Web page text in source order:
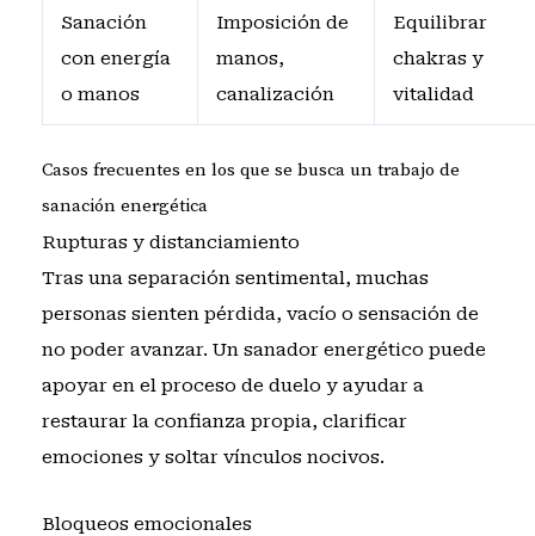
Sanación
con energía
o manos
Imposición de
manos,
canalización
Equilibrar
chakras y
vitalidad
Casos frecuentes en los que se busca un trabajo de
sanación energética
Rupturas y distanciamiento
Tras una separación sentimental, muchas
personas sienten pérdida, vacío o sensación de
no poder avanzar. Un sanador energético puede
apoyar en el proceso de duelo y ayudar a
restaurar la confianza propia, clarificar
emociones y soltar vínculos nocivos.
Bloqueos emocionales